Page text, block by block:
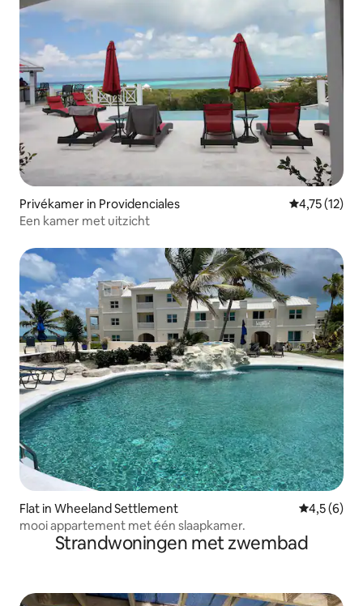
Privékamer in Providenciales Gemiddelde
4,75 (12)
Een kamer met uitzicht
Flat in Wheeland Settlement
4,5 (6)
mooi appartement met één slaapkamer.
Strandwoningen met zwembad